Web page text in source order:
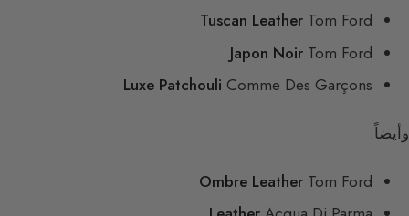
Tuscan Leather Tom Ford
Japon Noir Tom Ford
Luxe Patchouli Comme Des Garçons
وأيضاً:
Ombre Leather Tom Ford